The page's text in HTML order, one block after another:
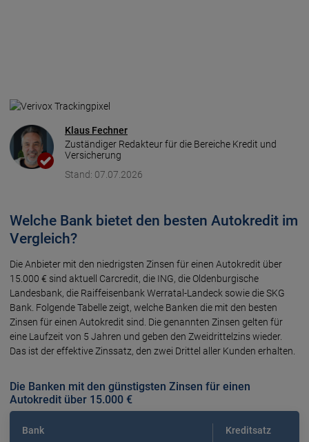
Klaus Fechner
Zuständiger Redakteur für die Bereiche Kredit und
Versicherung
Stand: 07.07.2026
Welche Bank bietet den besten Autokredit im
Vergleich?
Die Anbieter mit den niedrigs­ten Zinsen für einen Auto­kredit über
15.000 € sind aktuell Carcredit, die ING, die Oldenburgische
Landesbank, die Raiffeisenbank Werratal-Landeck sowie die SKG
Bank. Folgende Tabelle zeigt, welche Banken die mit den besten
Zinsen für einen Auto­kredit sind. Die genann­ten Zinsen gelten für
eine Lauf­zeit von 5 Jahren und geben den Zwei­drittel­zins wieder.
Das ist der effek­tive Zins­satz, den zwei Drittel aller Kunden erhal­ten.
Die Banken mit den günstigsten Zinsen für einen
Autokredit über 15.000 €
Bank Kreditsatz